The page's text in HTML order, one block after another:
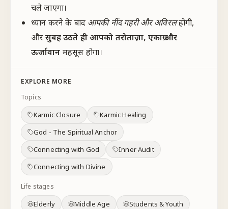
चले जाएगा।
ध्यान करने के बादआपकी नींद गहरी और अविरलहोगी,
औरसुबह उठते ही आपको तरोताज़ा, एकाग्र और
ऊर्जावान महसूस होगा।
EXPLORE MORE
Topics
Karmic Closure
Karmic Healing
God - The Spiritual Anchor
Connecting with God
Inner Audit
Connecting with Divine
Life stages
Elderly Middle Age
Students & Youth